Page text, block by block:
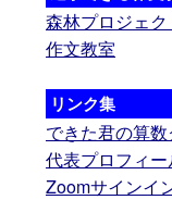
森林プロジェ
作文教室
リンク集
できた君の算
代表プロフィー
Zoomサインイ